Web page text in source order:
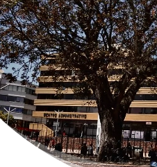
Home 9 Donación 9